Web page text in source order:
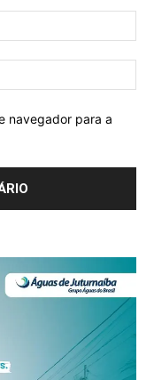
navegador para a